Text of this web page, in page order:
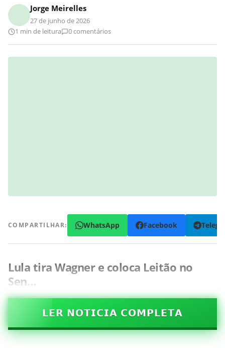
Jorge Meirelles
27 de junho de 2026
1 min de leitura
0 comentários
COMPARTILHAR: WhatsApp Facebook
Lula tira Wagner e coloca Leitão no
Sen…
𝗟𝗘𝗥 𝗡𝗢𝗧𝗜𝗖𝗜𝗔 𝗖𝗢𝗠𝗣𝗟𝗘𝗧𝗔